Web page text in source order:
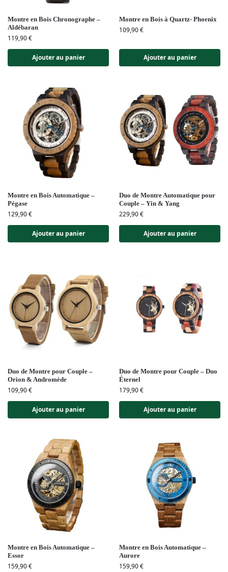
Montre en Bois Chronographe –
Aldébaran
119,90€
Ajouter au panier
Montre en Bois à Quartz- Phoenix
109,90€
Ajouter au panier
Montre en Bois Automatique –
Pégase
129,90€
Ajouter au panier
Duo de Montre Automatique pour
Couple – Yin & Yang
229,90€
Ajouter au panier
Duo de Montre pour Couple –
Orion & Andromède
109,90€
Ajouter au panier
Duo de Montre pour Couple – Duo
Éternel
179,90€
Ajouter au panier
Montre en Bois Automatique –
Essor
159,90€
Montre en Bois Automatique –
Aurore
159,90€